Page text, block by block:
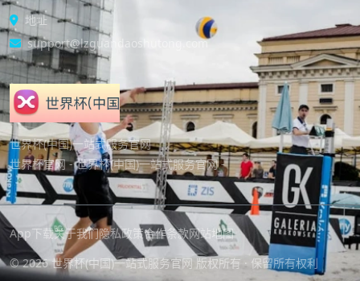
地址
support@lzguandaoshutong.com
世界杯(中国)一站式服务官网
世界杯官网 - 世界杯(中国)一站式服务官网 -
App下载关于我们隐私政策合作条款网站地图
© 2026 世界杯(中国)一站式服务官网 版权所有 · 保留所有权利